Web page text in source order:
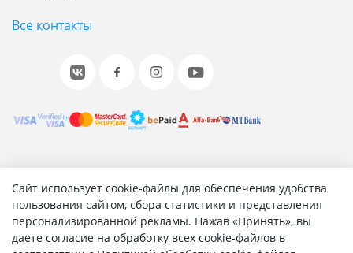
Сайт использует cookie-файлы для обеспечения удобства
пользования сайтом, сбора статистики и представления
персонализированной рекламы. Нажав «Принять», вы
даете согласие на обработку всех cookie-файлов в
Все контакты
© 2001-2026 «Битрикс», «1С-Битрикс». Работает на 1С-
Битрикс: Управление сайтом.
Согласие на обработку персональных данных
Отзыв согласия на обработку персональных данных